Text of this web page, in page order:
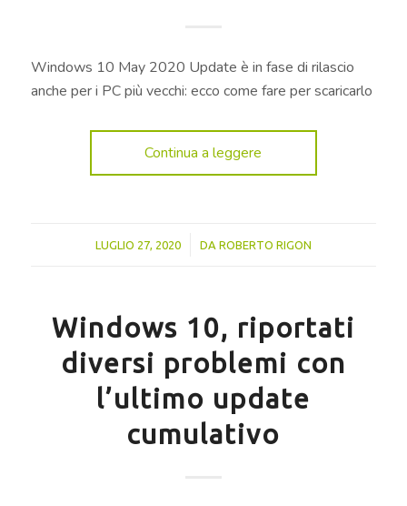
Windows 10 May 2020 Update è in fase di rilascio
anche per i PC più vecchi: ecco come fare per scaricarlo
Continua a leggere
LUGLIO 27, 2020
/ DA ROBERTO RIGON
Windows 10, riportati
diversi problemi con
l’ultimo update
cumulativo